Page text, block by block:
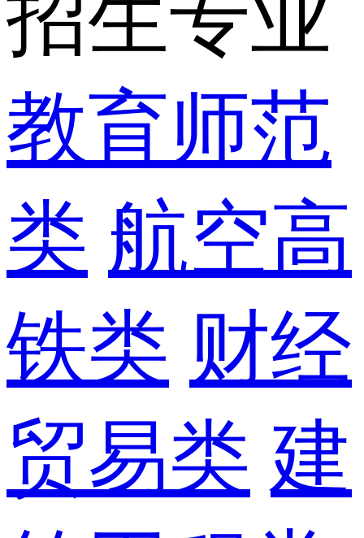
招生专业
教育师范
类 航空高
铁类 财经
贸易类 建